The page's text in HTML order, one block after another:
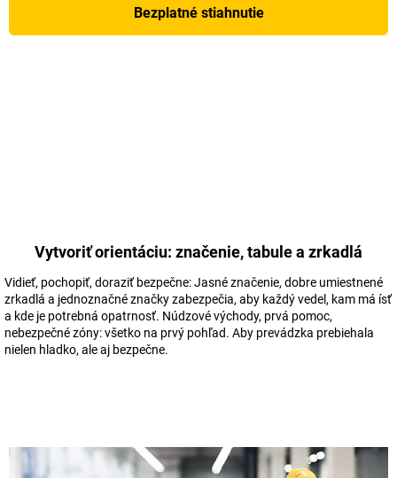
Bezplatné stiahnutie
Vytvoriť orientáciu: značenie, tabule a zrkadlá
Vidieť, pochopiť, doraziť bezpečne: Jasné značenie, dobre umiestnené
zrkadlá a jednoznačné značky zabezpečia, aby každý vedel, kam má ísť
a kde je potrebná opatrnosť. Núdzové východy, prvá pomoc,
nebezpečné zóny: všetko na prvý pohľad. Aby prevádzka prebiehala
nielen hladko, ale aj bezpečne.